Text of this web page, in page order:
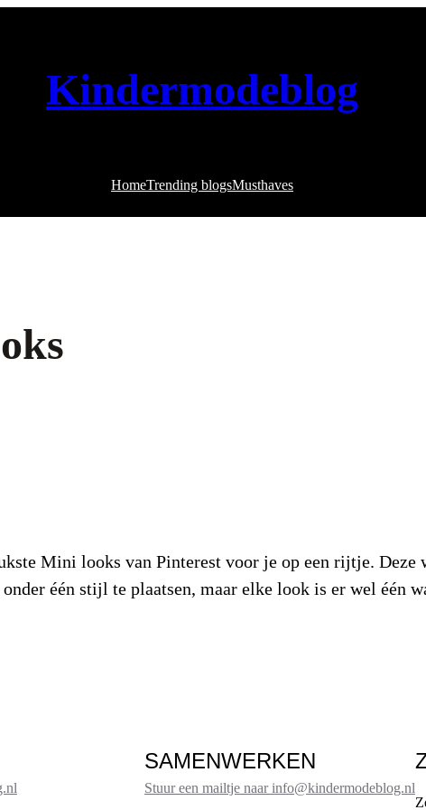
Kindermodeblog
HomeTrending blogsMusthaves
Mini looks van Pinterest voor je op een rijtje. Deze
één stijl te plaatsen, maar elke look is er wel één
SAMENWERKEN
Stuur een mailtje naar info@kindermodeblog.nl